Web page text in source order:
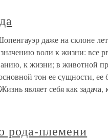
даже на склоне
воли к жизни: все
к жизни; в животной
тон ее сущности, ее
являет себя как задача,
рода-племени